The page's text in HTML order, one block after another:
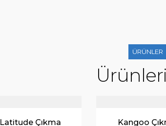
ÜRÜNLER
Kangoo Çıkma
Clio Çıkma